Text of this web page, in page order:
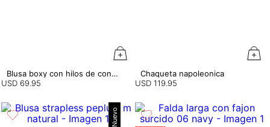
Blusa boxy con hilos de contraste
USD 69.95
Chaqueta napoleonica
USD 119.95
Nuevo